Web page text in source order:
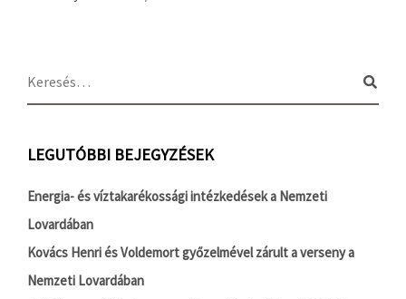
LEGUTÓBBI BEJEGYZÉSEK
Energia- és víztakarékossági intézkedések a Nemzeti
Lovardában
Kovács Henri és Voldemort győzelmével zárult a verseny a
Nemzeti Lovardában